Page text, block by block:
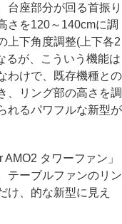
座部分が回る首振り
さを120～140cmに調
上下角度調整(上下各2
るが、こういう機能は
わけで、既存機種との
、リング部の高さを調
れるパワフルな新型が
タワーファン」
テーブルファンのリン
け、的な新型に見え